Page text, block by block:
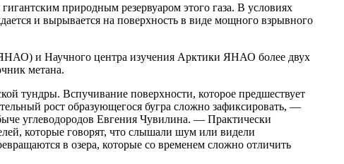
природным резервуаром этого газа. В условиях
и вырывается на поверхность в виде мощного взрывного
и Научного центра изучения Арктики ЯНАО более двух
метана.
тундры. Вспучивание поверхности, которое предшествует
рост образующегося бугра сложно зафиксировать, —
углеводородов Евгения Чувилина. — Практически
которые говорят, что слышали шум или видели
в озера, которые со временем сложно отличить